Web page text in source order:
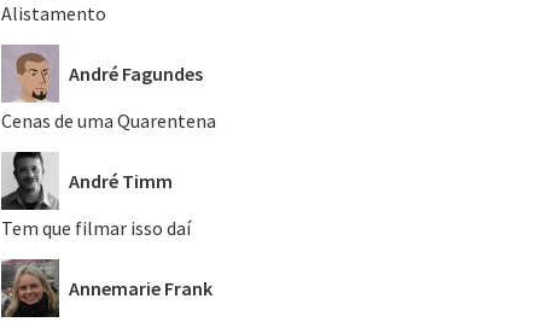
Alistamento
André Fagundes
Cenas de uma Quarentena
André Timm
Tem que filmar isso daí
Annemarie Frank